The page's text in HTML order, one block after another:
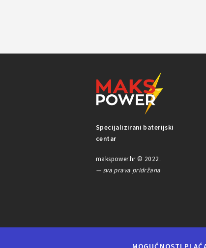
Specijalizirani baterijski
centar
makspower.hr © 2022.
— sva prava pridržana